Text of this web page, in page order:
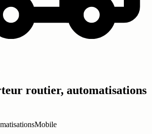
routier, automatisations
Mobile